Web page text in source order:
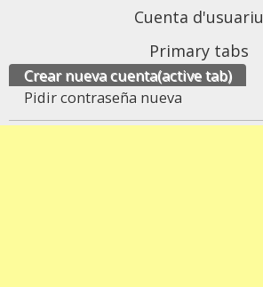
Cuenta d'usuariu
Primary tabs
Crear nueva cuenta(active tab)
Pidir contraseña nueva